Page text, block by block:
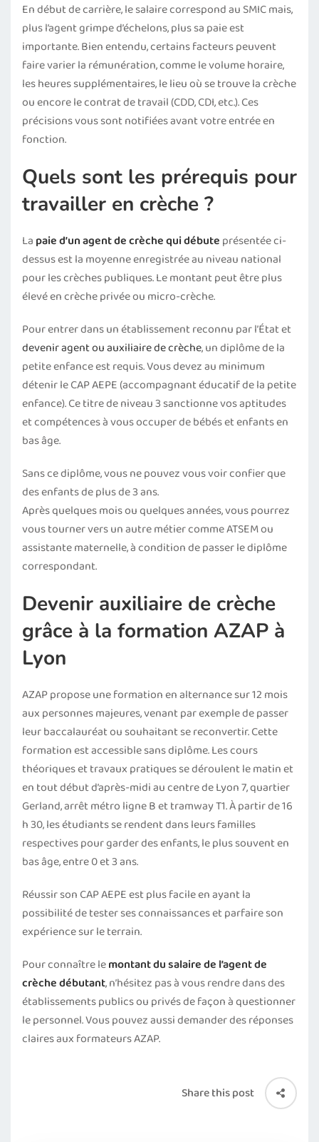
En début de carrière, le salaire correspond au SMIC mais,
plus l’agent grimpe d’échelons, plus sa paie est
importante. Bien entendu, certains facteurs peuvent
faire varier la rémunération, comme le volume horaire,
les heures supplémentaires, le lieu où se trouve la crèche
ou encore le contrat de travail (CDD, CDI, etc.). Ces
précisions vous sont notifiées avant votre entrée en
fonction.
Quels sont les prérequis pour
travailler en crèche ?
La paie d’un agent de crèche qui débute présentée ci-
dessus est la moyenne enregistrée au niveau national
pour les crèches publiques. Le montant peut être plus
élevé en crèche privée ou micro-crèche.
Pour entrer dans un établissement reconnu par l’État et
devenir agent ou auxiliaire de crèche, un diplôme de la
petite enfance est requis. Vous devez au minimum
détenir le CAP AEPE (accompagnant éducatif de la petite
enfance). Ce titre de niveau 3 sanctionne vos aptitudes
et compétences à vous occuper de bébés et enfants en
bas âge.
Sans ce diplôme, vous ne pouvez vous voir confier que
des enfants de plus de 3 ans.
Après quelques mois ou quelques années, vous pourrez
vous tourner vers un autre métier comme ATSEM ou
assistante maternelle, à condition de passer le diplôme
correspondant.
Devenir auxiliaire de crèche
grâce à la formation AZAP à
Lyon
AZAP propose une formation en alternance sur 12 mois
aux personnes majeures, venant par exemple de passer
leur baccalauréat ou souhaitant se reconvertir. Cette
formation est accessible sans diplôme. Les cours
théoriques et travaux pratiques se déroulent le matin et
en tout début d’après-midi au centre de Lyon 7, quartier
Gerland, arrêt métro ligne B et tramway T1. À partir de 16
h 30, les étudiants se rendent dans leurs familles
respectives pour garder des enfants, le plus souvent en
bas âge, entre 0 et 3 ans.
Réussir son CAP AEPE est plus facile en ayant la
possibilité de tester ses connaissances et parfaire son
expérience sur le terrain.
Pour connaître lemontant du salaire de l’agent de
crèche débutant, n’hésitez pas à vous rendre dans des
établissements publics ou privés de façon à questionner
le personnel. Vous pouvez aussi demander des réponses
claires aux formateurs AZAP.
Share this post